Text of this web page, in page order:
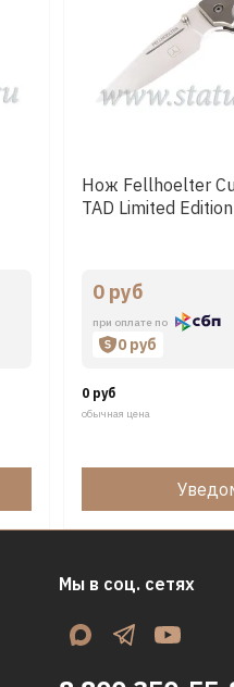
Нож Fellhoelter
TAD Limited Edition
0 руб
при оплате по
0 руб
0 руб
обычная цена
Мы в соц. сетях